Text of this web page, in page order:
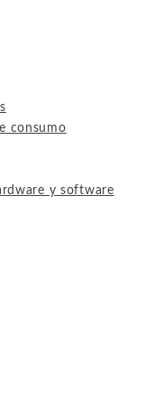
consumo
y software